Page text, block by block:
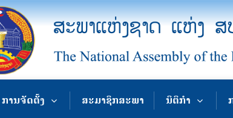
ການຈັດຕັ້ງ ສະມາຊິກສະພາ ນິຕິກຳ